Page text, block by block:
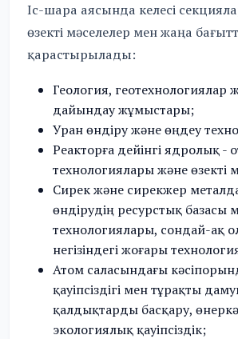
Іс-шара аясында келесі
өзекті мәселелер мен жаңа
қарастырылады:
Геология, геотехнологиялар
дайындау жұмыстары;
Уран өндіру және өңдеу
Реакторға дейінгі ядролық -
технологиялары және өзекті
Сирек және сирекжер
өндірудің ресурстық базасы
технологиялары, сондай-ақ
негізіндегі жоғары
Атом саласындағы
қауіпсіздігі мен тұрақты
қалдықтарды басқару,
экологиялық қауіпсіздік;